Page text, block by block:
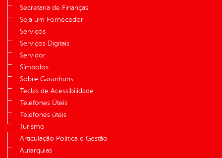
Secretaria de Finanças
Seja um Fornecedor
Serviços
Serviços Digitais
Servidor
Símbolos
Sobre Garanhuns
Teclas de Acessibilidade
Telefones Úteis
Telefones úteis
Turismo
Articulação Política e Gestão
Autarquias